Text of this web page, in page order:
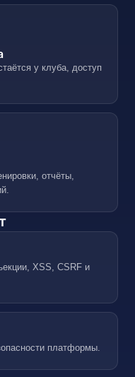
у клуба, доступ
отчёты,
XSS, CSRF и
платформы.